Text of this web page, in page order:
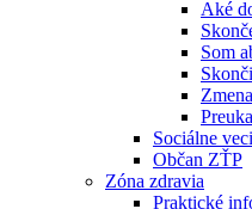
Aké
Som
Sociálne
Občan ZŤP
Zóna zdravia
Praktické